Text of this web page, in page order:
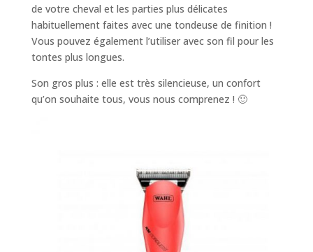
de votre cheval et les parties plus délicates
habituellement faites avec une tondeuse de finition !
Vous pouvez également l’utiliser avec son fil pour les
tontes plus longues.
Son gros plus : elle est très silencieuse, un confort
qu’on souhaite tous, vous nous comprenez ! 🙂